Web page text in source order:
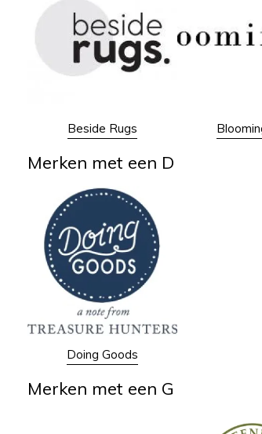
Beside Rugs
Merken met een D
Doing Goods
Merken met een G